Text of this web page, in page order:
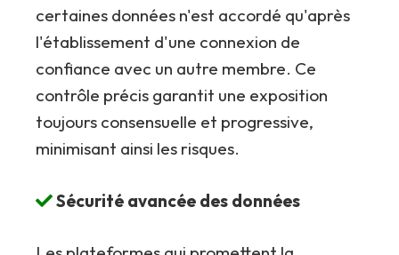
certaines données n'est accordé qu'après
l'établissement d'une connexion de
confiance avec un autre membre. Ce
contrôle précis garantit une exposition
toujours consensuelle et progressive,
minimisant ainsi les risques.
Sécurité avancée des données